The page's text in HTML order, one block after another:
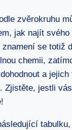
zvěrokruhu
⁢jak najít svého
se totiž
chemii,
a
Zjistěte, ​jestli